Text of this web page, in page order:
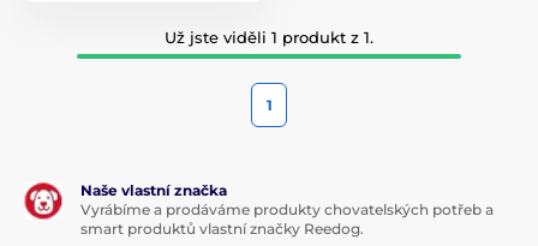
Už jste viděli 1 produkt z 1.
1
Naše vlastní značka
Vyrábíme a prodáváme produkty chovatelských potřeb a
smart produktů vlastní značky Reedog.